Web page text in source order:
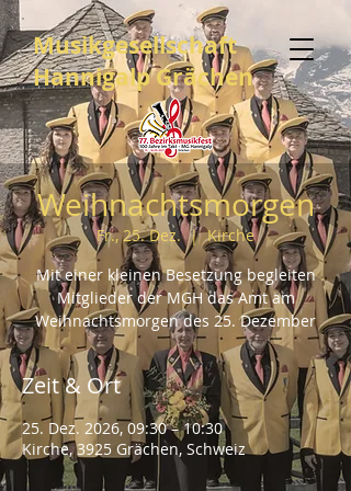
Musikgesellschaft
Hannigalp Grächen
Weihnachtsmorgen
Fr., 25. Dez.
  |
Kirche
Mit einer kleinen Besetzung begleiten
Mitglieder der MGH das Amt am
Weihnachtsmorgen des 25. Dezember
Zeit & Ort
25. Dez. 2026, 09:30 – 10:30
Kirche, 3925 Grächen, Schweiz